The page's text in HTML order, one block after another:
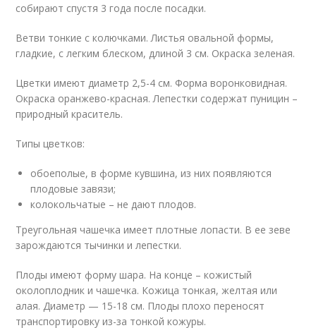
собирают спустя 3 года после посадки.
Ветви тонкие с колючками. Листья овальной формы,
гладкие, с легким блеском, длиной 3 см. Окраска зеленая.
Цветки имеют диаметр 2,5-4 см. Форма воронковидная.
Окраска оранжево-красная. Лепестки содержат пуницин –
природный краситель.
Типы цветков:
обоеполые, в форме кувшина, из них появляются
плодовые завязи;
колокольчатые – не дают плодов.
Треугольная чашечка имеет плотные лопасти. В ее зеве
зарождаются тычинки и лепестки.
Плоды имеют форму шара. На конце – кожистый
околоплодник и чашечка. Кожица тонкая, желтая или
алая. Диаметр — 15-18 см. Плоды плохо переносят
транспортировку из-за тонкой кожуры.